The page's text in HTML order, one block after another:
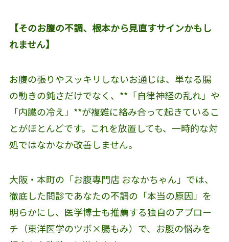
【そのお腹の不調、根本から見直すサインかもし
れません】
お腹の張りやスッキリしないお通じは、単なる腸
の動きの鈍さだけでなく、**「自律神経の乱れ」や
「内臓の冷え」**が複雑に絡み合って起きているこ
とがほとんどです。これを放置しても、一時的な対
処ではなかなか改善しません。
大阪・本町の「お腹専門店 おなかちゃん」では、
徹底した問診であなたの不調の「本当の原因」を
明らかにし、医学博士も推薦する独自のアプロー
チ（東洋医学のツボ×腸もみ）で、お腹の悩みを